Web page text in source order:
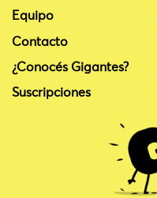
Equipo
Contacto
¿Conocés Gigantes?
Suscripciones